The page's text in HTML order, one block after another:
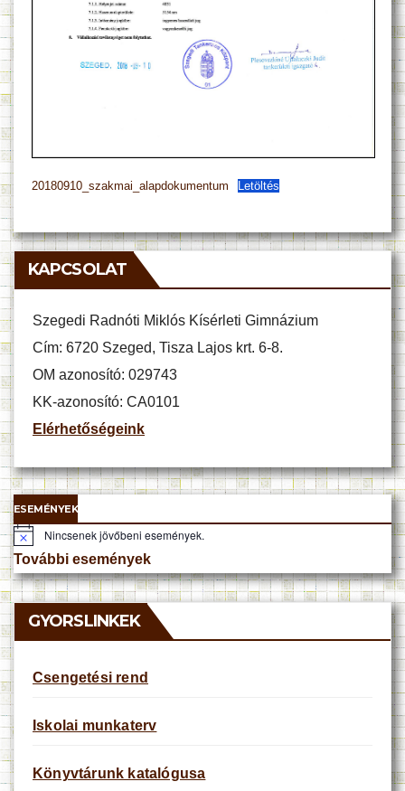
20180910_szakmai_alapdokumentum Letöltés
KAPCSOLAT
Szegedi Radnóti Miklós Kísérleti Gimnázium
Cím: 6720 Szeged, Tisza Lajos krt. 6-8.
OM azonosító: 029743
KK-azonosító: CA0101
Elérhetőségeink
ESEMÉNYEK
N
o
t
i
Nincsenek jövőbeni események.
További események
GYORSLINKEK
Csengetési rend
Iskolai munkaterv
Könyvtárunk katalógusa